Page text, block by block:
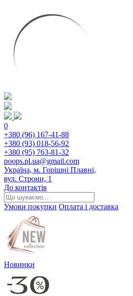
0
+380 (96) 167-41-88
+380 (93) 018-56-92
+380 (95) 763-81-32
poops.pl.ua@gmail.com
Україна, м. Горішні Плавні,
вул. Строни, 1
До контактів
Умови покупки Оплата і доставка
Новинки